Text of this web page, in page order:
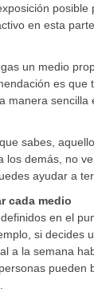
posible
en esta parte.
un medio
es que
manera sencilla
sabes,
los demás, no
ayudar a
cada medio
en el
si decides
a la semana
pueden